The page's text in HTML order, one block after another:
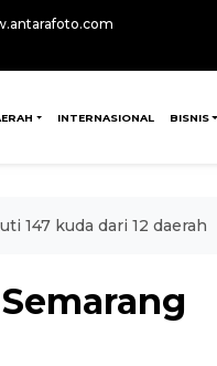
INTERNASIONAL BISNIS
147 kuda dari 12 daerah